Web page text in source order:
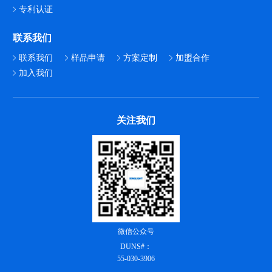
专利认证
联系我们
联系我们 样品申请 方案定制
加盟合作
加入我们
关注我们
微信公众号
DUNS#：
55-030-3906